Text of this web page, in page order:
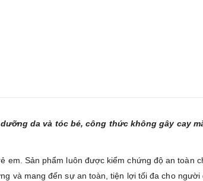
da và tóc bé, công thức không gây cay
em. Sản phẩm luôn được kiểm chứng độ an
và mang đến sự an toàn, tiện lợi tối đa cho người